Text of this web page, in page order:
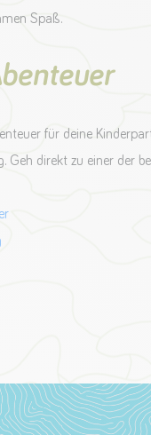
Spaß.
für deine
Geh direkt zu einer der